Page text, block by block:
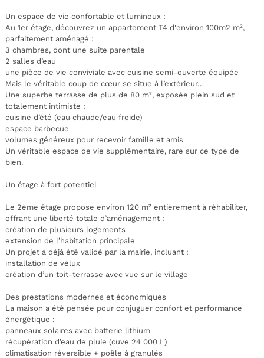
Un espace de vie confortable et lumineux :
Au 1er étage, découvrez un appartement T4 d'environ 100m2 m²,
parfaitement aménagé :
3 chambres, dont une suite parentale
2 salles d’eau
une pièce de vie conviviale avec cuisine semi-ouverte équipée
Mais le véritable coup de cœur se situe à l’extérieur…
Une superbe terrasse de plus de 80 m², exposée plein sud et
totalement intimiste :
cuisine d’été (eau chaude/eau froide)
espace barbecue
volumes généreux pour recevoir famille et amis
Un véritable espace de vie supplémentaire, rare sur ce type de
bien.
Un étage à fort potentiel
Le 2ème étage propose environ 120 m² entièrement à réhabiliter,
offrant une liberté totale d’aménagement :
création de plusieurs logements
extension de l’habitation principale
Un projet a déjà été validé par la mairie, incluant :
installation de vélux
création d’un toit-terrasse avec vue sur le village
Des prestations modernes et économiques
La maison a été pensée pour conjuguer confort et performance
énergétique :
panneaux solaires avec batterie lithium
récupération d’eau de pluie (cuve 24 000 L)
climatisation réversible + poêle à granulés